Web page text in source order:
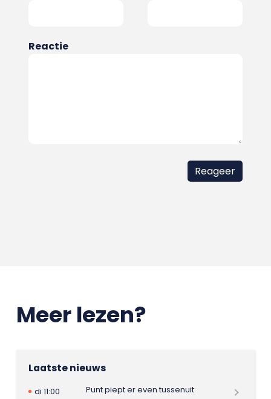
Reactie
Meer lezen?
Laatste nieuws
di 11:00
Punt piept er even tussenuit